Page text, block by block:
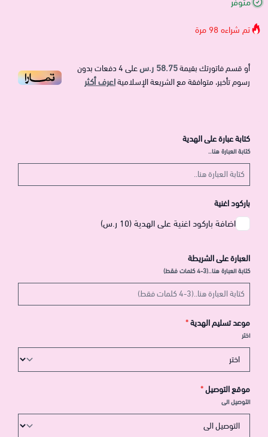
تم شراءه98 مرة
أو قسم فاتورتك بقيمة58.75 ر.س على4دفعات بدون
رسوم تأخير، متوافقة مع الشريعة الإسلاميةاعرف أكثر
كتابة عبارة على الهدية
كتابة العبارة هنا..
باركود اغنية
اضافة باركود اغنية على الهدية (10 ر.س)
العبارة على الشريطة
كتابة العبارة هنا..(3-4 كلمات فقط)
موعد تسليم الهدية*
اختر
موقع التوصيل*
التوصيل الى